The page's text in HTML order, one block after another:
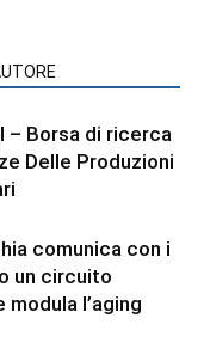
– Borsa di ricerca
Delle Produzioni
comunica con i
un circuito
l’aging